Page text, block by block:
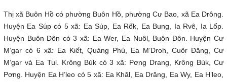
Thị xã Buôn Hồ có phường Buôn Hồ, phường Cư Bao, xã Ea Drông.
Huyện Ea Súp có 5 xã: Ea Súp, Ea Rốk, Ea Bung, Ia Rvê, Ia Lốp.
Huyện Buôn Đôn có 3 xã: Ea Wer, Ea Nuôl, Buôn Đôn. Huyện Cư
M’gar có 6 xã: Ea Kiết, Quảng Phú, Ea M’Droh, Cuôr Đăng, Cư
M’gar và Ea Tul. Krông Búk có 3 xã: Pơng Drang, Krông Búk, Cư
Pơng. Huyện Ea H’leo có 5 xã: Ea Khăl, Ea Drăng, Ea Wy, Ea H’leo,